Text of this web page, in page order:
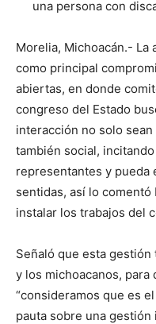
una persona con
Morelia, Michoacán.- La
como principal
abiertas, en donde
congreso del Estado
interacción no solo
también social,
representantes y pueda
sentidas, así lo comentó
instalar los trabajos del
Señaló que esta
y los michoacanos,
“consideramos que es
pauta sobre una